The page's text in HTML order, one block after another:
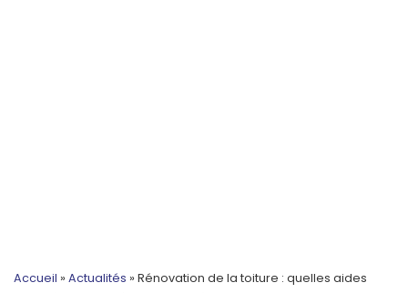
Accueil » Actualités » Rénovation de la toiture : quelles aides